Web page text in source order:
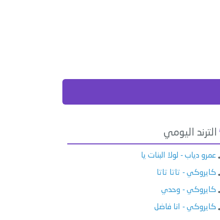
الترند اليومي
عمرو دياب - لولا البنات يا
كايروكي - تاتا تاتا
كايروكي - وحدي
كايروكي - انا فاضل